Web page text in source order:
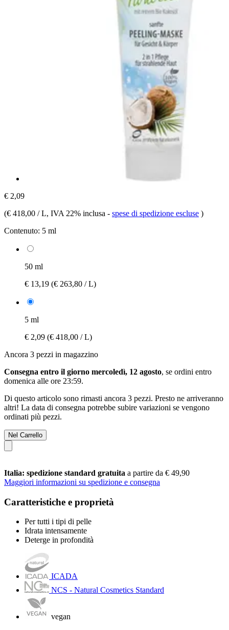
€ 2,09
(€ 418,00 / L, IVA 22% inclusa - spese di spedizione escluse )
Contenuto: 5 ml
50 ml
€ 13,19 (€ 263,80 / L)
5 ml
€ 2,09 (€ 418,00 / L)
Ancora 3 pezzi in magazzino
Consegna entro il giorno mercoledì, 12 agosto, se ordini entro
domenica alle ore 23:59.
Di questo articolo sono rimasti ancora 3 pezzi. Presto ne arriveranno
altri! La data di consegna potrebbe subire variazioni se vengono
ordinati più pezzi.
Nel Carrello
Italia: spedizione standard gratuita a partire da € 49,90
Maggiori informazioni su spedizione e consegna
Caratteristiche e proprietà
Per tutti i tipi di pelle
Idrata intensamente
Deterge in profondità
ICADA
NCS - Natural Cosmetics Standard
vegan